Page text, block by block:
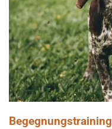
Begegnungstraining